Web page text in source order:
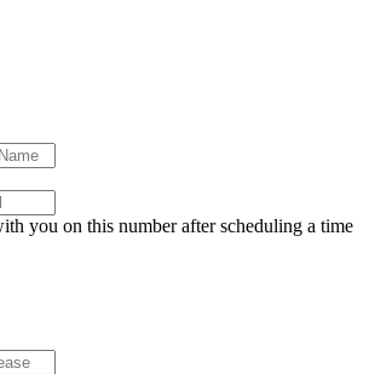
you on this number after scheduling a time